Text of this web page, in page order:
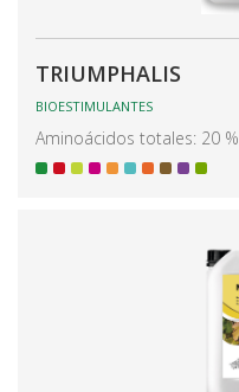
TRIUMPHALIS
BIOESTIMULANTES
Aminoácidos totales: 20 %